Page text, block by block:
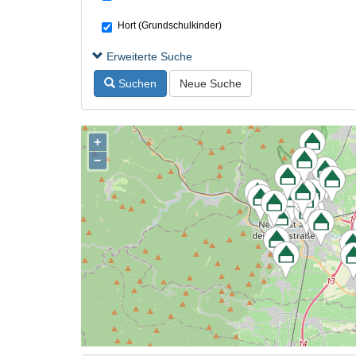
Hort (Grundschulkinder)
Erweiterte Suche
Suchen Neue Suche
+
−